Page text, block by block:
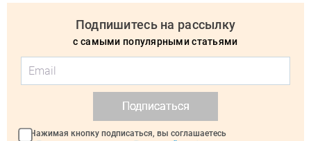
Подпишитесь на рассылку
с самыми популярными статьями
Подписаться
Нажимая кнопку подписаться, вы соглашаетесь